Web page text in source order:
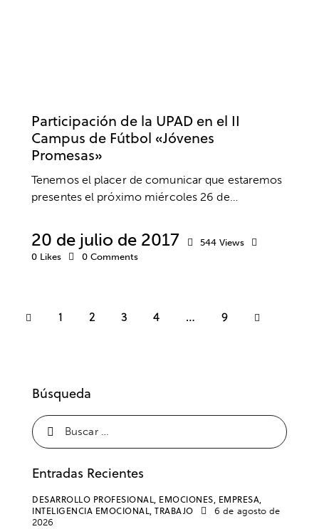
Participación de la UPAD en el II
Campus de Fútbol «Jóvenes
Promesas»
Tenemos el placer de comunicar que estaremos
presentes el próximo miércoles 26 de…
20 de julio de 2017 544 Views
0 Likes 0 Comments
1 2 3 4 … 9
>
Búsqueda
Entradas Recientes
DESARROLLO PROFESIONAL, EMOCIONES, EMPRESA,
INTELIGENCIA EMOCIONAL, TRABAJO
6 de agosto de
2026